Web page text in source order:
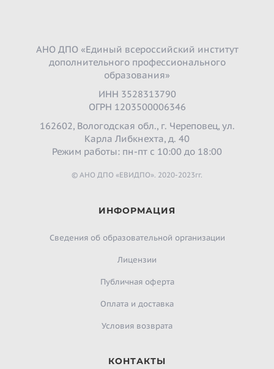
АНО ДПО «Единый всероссийский институт
дополнительного профессионального
образования»
ИНН 3528313790
ОГРН 1203500006346
162602, Вологодская обл., г. Череповец, ул.
Карла Либкнехта, д. 40
Режим работы: пн-пт с 10:00 до 18:00
© АНО ДПО «ЕВИДПО». 2020-2023гг.
ИНФОРМАЦИЯ
Сведения об образовательной организации
Лицензии
Публичная оферта
Оплата и доставка
Условия возврата
КОНТАКТЫ